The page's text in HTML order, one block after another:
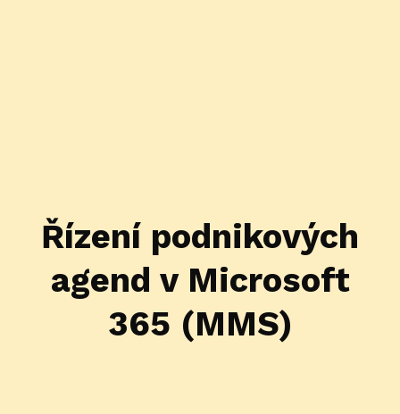
Řízení podnikových
agend v Microsoft
365 (MMS)